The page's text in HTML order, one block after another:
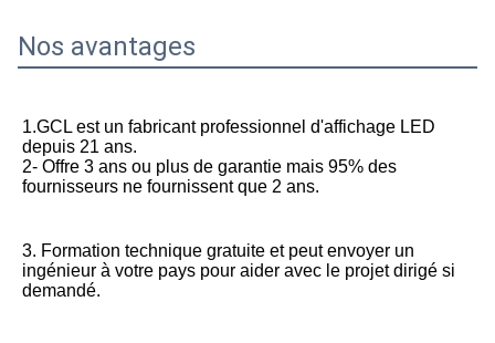
Nos avantages
1.GCL est un fabricant professionnel d'affichage LED
depuis 21 ans.
2- Offre 3 ans ou plus de garantie mais 95% des
fournisseurs ne fournissent que 2 ans.
3. Formation technique gratuite et peut envoyer un
ingénieur à votre pays pour aider avec le projet dirigé si
demandé.